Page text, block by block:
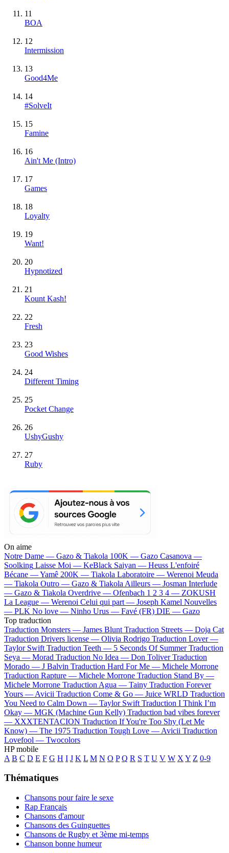
11
BOA
12
Intermission
13
Good4Me
14
#SolveIt
15
Famine
16
Ain't Me (Intro)
17
Games
18
Loyalty
19
Want!
20
Hypnotized
21
Kount Kash!
22
Fresh
23
Good Wishes
24
Different Timing
25
Pocket Change
26
UshyGushy
27
Ruby
On aime
Notre Dame — Gazo & Tiakola 100K — Gazo Casanova —
Soolking Laisse Moi — KeBlack Saiyan — Heuss L'enfoiré
Bécane —Yamê 200K — Tiakola Laboratoire — Werenoi Meuda
— Tiakola Outro — Gazo & Tiakola Ailleurs — Josman Interlude
— Gazo & Tiakola Overdrive — Ofenbach 1 2 3 4 — ZOKUSH
La League — Werenoi Celui qui part — Joseph Kamel Nouvelles
— PLK No love — Ninho Urus — Favé (FR) DIE — Gazo
Top traduction
Traduction Monsters — James Blunt Traduction Streets — Doja Cat
Traduction Drivers license — Olivia Rodrigo Traduction Lover —
Taylor Swift Traduction Teeth — 5 Seconds Of Summer Traduction
Seya — Morad Traduction No Idea — Don Toliver Traduction
Morado — J Balvin Traduction Hard For Me — Michele Morrone
Traduction Rapture — Michele Morrone Traduction Stand By —
Michele Morrone Traduction Agua — Tainy Traduction Forever
Yours — Avicii Traduction Come & Go — Juice WRLD Traduction
You Need to Calm Down — Taylor Swift Traduction I Think I’m
Okay — MGK (Machine Gun Kelly) Traduction bad vibes forever
— XXXTENTACION Traduction If You're Too Shy (Let Me
Know) — The 1975 Traduction Tough Love — Avicii Traduction
Lovefool — Twocolors
HP mobile
A B C D E F G H I J K L M N O P Q R S T U V W X Y Z 0-9
Thématiques
Chansons pour faire le sexe
Rap Français
Chansons d'amour
Chansons des Guinguettes
Chansons de Rugby et 3ème mi-temps
Chanson bonne humeur